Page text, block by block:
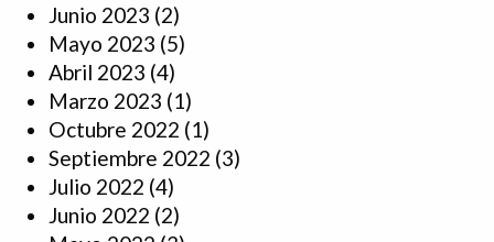
Junio 2023 (2)
Mayo 2023 (5)
Abril 2023 (4)
Marzo 2023 (1)
Octubre 2022 (1)
Septiembre 2022 (3)
Julio 2022 (4)
Junio 2022 (2)